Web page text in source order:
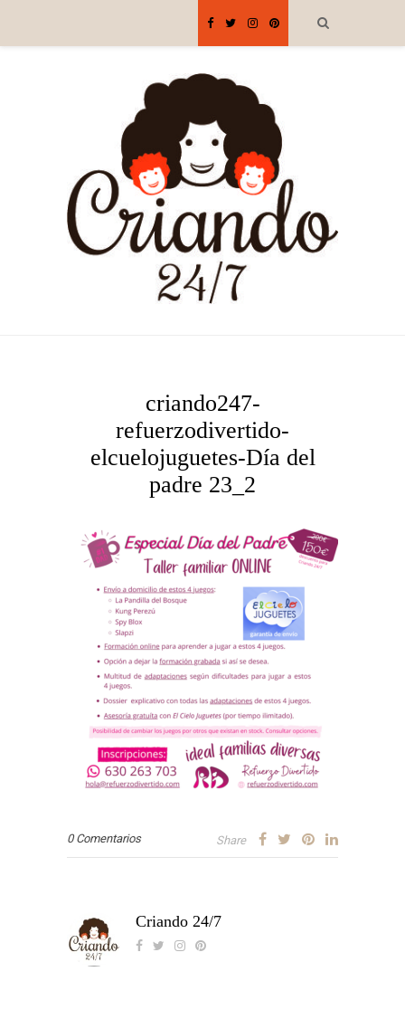
criando247-
refuerzodivertido-
elcuelojuguetes-Día del
padre 23_2
0 Comentarios Share
Criando 24/7